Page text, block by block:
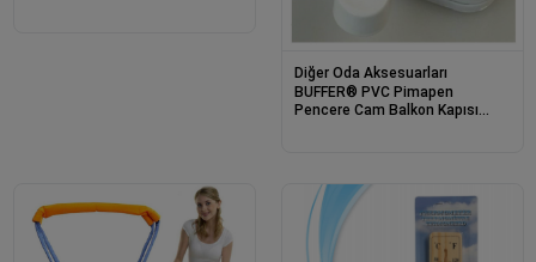
Diğer Oda Aksesuarları
BUFFER® PVC Pimapen
Pencere Cam Balkon Kapısı